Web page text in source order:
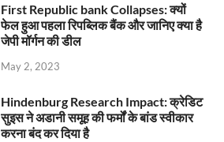
First Republic bank Collapses: क्यों
फेल हुआ पहला रिपब्लिक बैंक और जानिए क्या है
जेपी मॉर्गन की डील
May 2, 2023
Hindenburg Research Impact: क्रेडिट
सुइस ने अडानी समूह की फर्मों के बांड स्वीकार
करना बंद कर दिया है